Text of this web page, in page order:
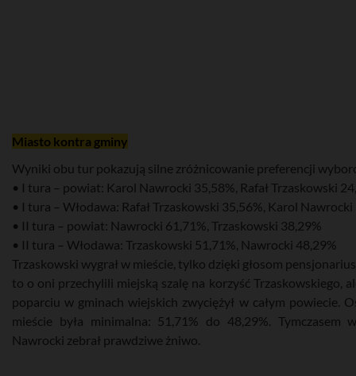
Miasto kontra gminy
Wyniki obu tur pokazują silne zróżnicowanie preferencji
• I tura – powiat: Karol Nawrocki 35,58%, Rafał Trzaskowski
• I tura – Włodawa: Rafał Trzaskowski 35,56%, Karol
• II tura – powiat: Nawrocki 61,71%, Trzaskowski 38,29%
• II tura – Włodawa: Trzaskowski 51,71%, Nawrocki 48,29%
Trzaskowski wygrał w mieście, tylko dzięki głosom
to o oni przechylili miejską szalę na korzyść Trzaskowskiego,
poparciu w gminach wiejskich zwyciężył w całym powiecie.
mieście była minimalna: 51,71% do 48,29%. Tymczasem
Nawrocki zebrał prawdziwe żniwo.